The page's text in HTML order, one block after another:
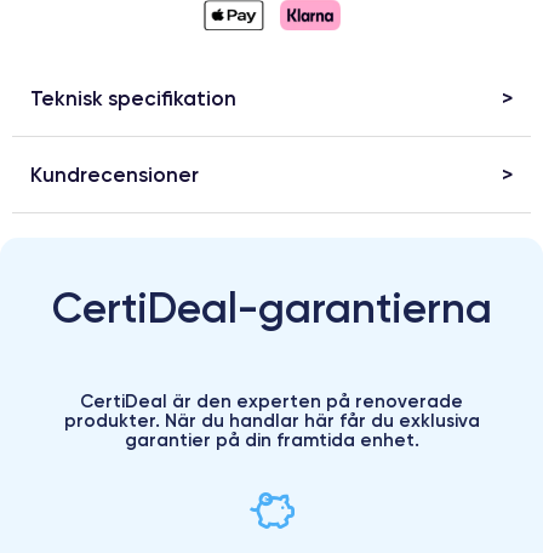
Teknisk specifikation
Kundrecensioner
CertiDeal-garantierna
CertiDeal är den experten på renoverade
produkter. När du handlar här får du exklusiva
garantier på din framtida enhet.